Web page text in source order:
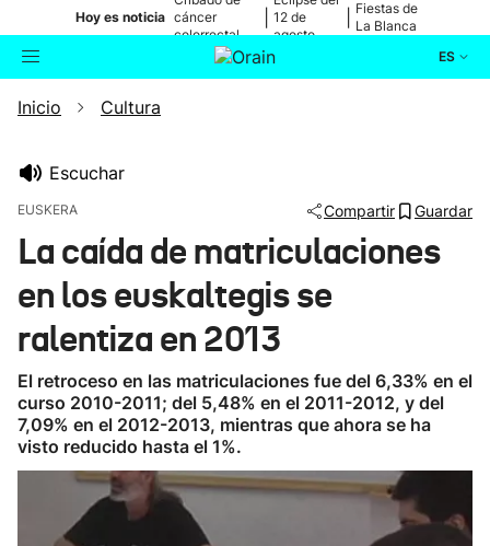
Hoy es noticia cáncer
colorrectal
12 de
agosto
Fiestas de
La Blanca
ES
Buscador
Ikusmiran
Eguraldia
Inicio Cultura
Escuchar
EUSKERA Compartir Guardar
La caída de matriculaciones
en los euskaltegis se
ralentiza en 2013
El retroceso en las matriculaciones fue del 6,33% en el
curso 2010-2011; del 5,48% en el 2011-2012, y del
7,09% en el 2012-2013, mientras que ahora se ha
visto reducido hasta el 1%.